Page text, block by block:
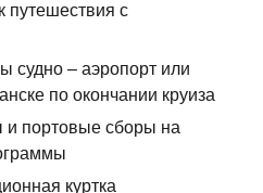
путешествия с
судно – аэропорт или
по окончании круиза
и портовые сборы на
куртка